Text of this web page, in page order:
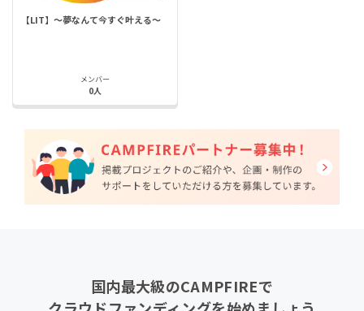
【LIT】〜夢なんて今すぐ叶える〜
メンバー
0人
国内最大級のCAMPFIREで